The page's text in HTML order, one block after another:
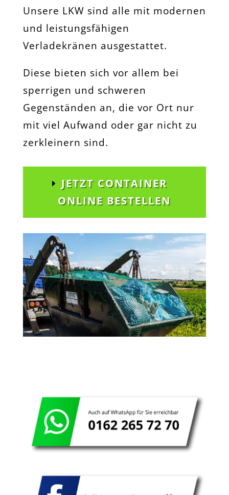
Unsere LKW sind alle mit modernen
und leistungsfähigen
Verladekränen ausgestattet.
Diese bieten sich vor allem bei
sperrigen und schweren
Gegenständen an, die vor Ort nur
mit viel Aufwand oder gar nicht zu
zerkleinern sind.
JETZT CONTAINER
ONLINE BESTELLEN